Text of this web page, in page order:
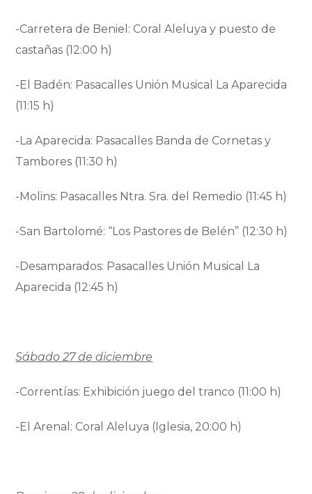
-Carretera de Beniel: Coral Aleluya y puesto de
castañas (12:00 h)
-El Badén: Pasacalles Unión Musical La Aparecida
(11:15 h)
-La Aparecida: Pasacalles Banda de Cornetas y
Tambores (11:30 h)
-Molins: Pasacalles Ntra. Sra. del Remedio (11:45 h)
-San Bartolomé: “Los Pastores de Belén” (12:30 h)
-Desamparados: Pasacalles Unión Musical La
Aparecida (12:45 h)
Sábado 27 de diciembre
-Correntías: Exhibición juego del tranco (11:00 h)
-El Arenal: Coral Aleluya (Iglesia, 20:00 h)